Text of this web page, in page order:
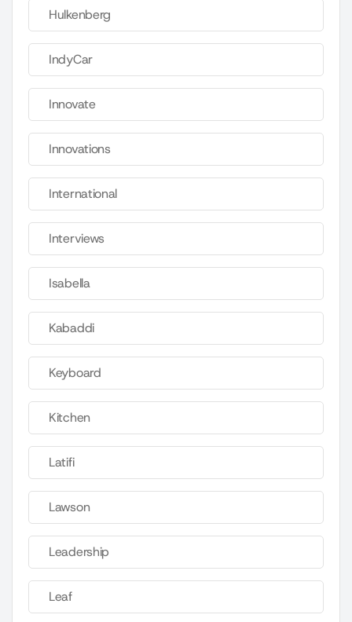
Hulkenberg
IndyCar
Innovate
Innovations
International
Interviews
Isabella
Kabaddi
Keyboard
Kitchen
Latifi
Lawson
Leadership
Leaf